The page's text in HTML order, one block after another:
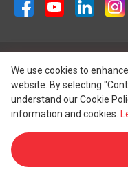
We use cookies to
website. By selecting
understand our Cookie
information and cookies.
Ligue para nós:
Hong Kong:
Austrália: